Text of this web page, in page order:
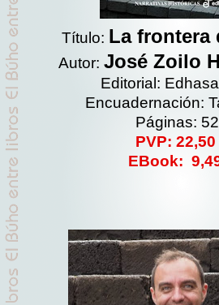
Título: La frontera
Autor: José Zoilo
Editorial:
Encuadernación:
Páginas:
PVP: 22,50
EBook: